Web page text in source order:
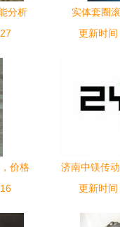
分析
实体套圈
更新时
价格
济南中镁传
附属件
更新时